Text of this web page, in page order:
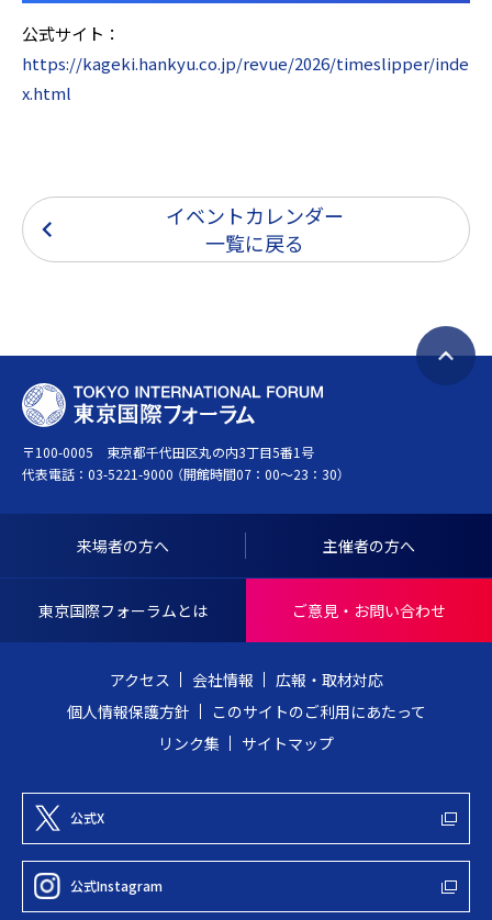
公式サイト：
https://kageki.hankyu.co.jp/revue/2026/timeslipper/inde
x.html
イベントカレンダー
一覧に戻る
ペ
プ
戻
る
T
O
K
Y
O
N
N
A
〒100-0005 東京都千代田区丸の内3丁目5番1号
代表電話： 03-5221-9000 （開館時間07：00～23：30）
来場者の方へ 主催者の方へ
東京国際フォーラムとは ご意見・お問い合わせ
アクセス 会社情報
広報・取材対応
個人情報保護方針
このサイトのご利用にあたって
リンク集
サイトマップ
公式X
公式Instagram